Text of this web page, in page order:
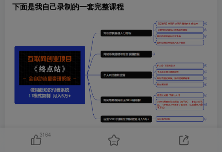
下面是我自己录制的一套完整课程
3164